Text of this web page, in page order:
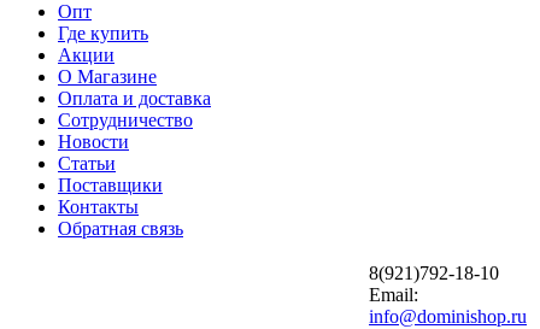
Опт
Где купить
Акции
О Магазине
Оплата и доставка
Сотрудничество
Новости
Статьи
Поставщики
Контакты
Обратная связь
8(921)792-18-10
Email:
info@dominishop.ru